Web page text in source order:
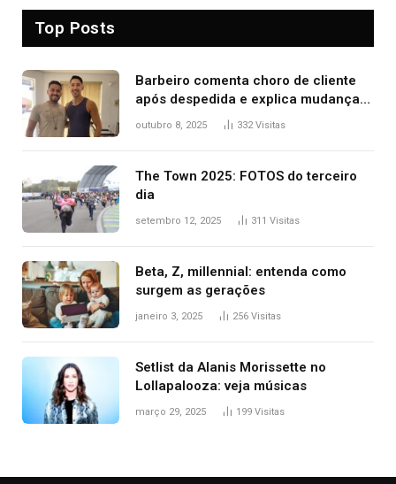
Top Posts
Barbeiro comenta choro de cliente
após despedida e explica mudança
para o TO: ‘Não esperava atingir
outubro 8, 2025 332Visitas
The Town 2025: FOTOS do terceiro
dia
setembro 12, 2025 311 Visitas
Beta, Z, millennial: entenda como
surgem as gerações
janeiro 3, 2025 256 Visitas
Setlist da Alanis Morissette no
Lollapalooza: veja músicas
março 29, 2025 199 Visitas